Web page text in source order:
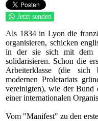
Jetzt senden
Als 1834 in Lyon die
organisieren, schicken
in der sie sich mit dem
solidarisieren. Schon die
Arbeiterklasse (die sich
modernen Proletariats
vereinigten), wie der Bund
einer internationalen
Vom "Manifest" zu den